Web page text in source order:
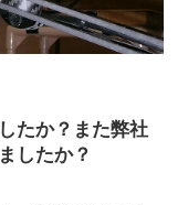
たか？また弊社
したか？